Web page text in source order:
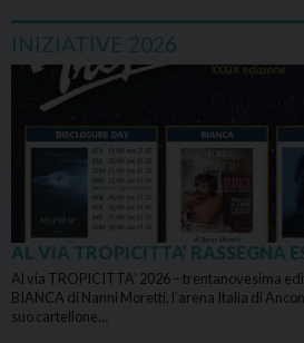
INIZIATIVE 2026
AL VIA TROPICITTA’ RASSEGNA
Al via TROPICITTA’ 2026 – trentanovesima
BIANCA di Nanni Moretti, l’arena Italia di
suo cartellone…